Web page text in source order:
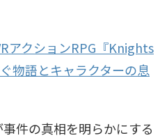
アクションRPG『Knights
物語とキャラクターの息
件の真相を明らかにする